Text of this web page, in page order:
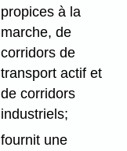
propices à la
marche, de
corridors de
transport actif et
de corridors
industriels;
fournit une